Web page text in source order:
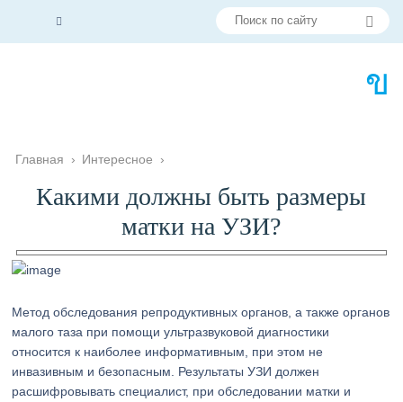
Главная › Интересное ›
Какими должны быть размеры
матки на УЗИ?
Метод обследования репродуктивных органов, а также органов
малого таза при помощи ультразвуковой диагностики
относится к наиболее информативным, при этом не
инвазивным и безопасным. Результаты УЗИ должен
расшифровывать специалист, при обследовании матки и